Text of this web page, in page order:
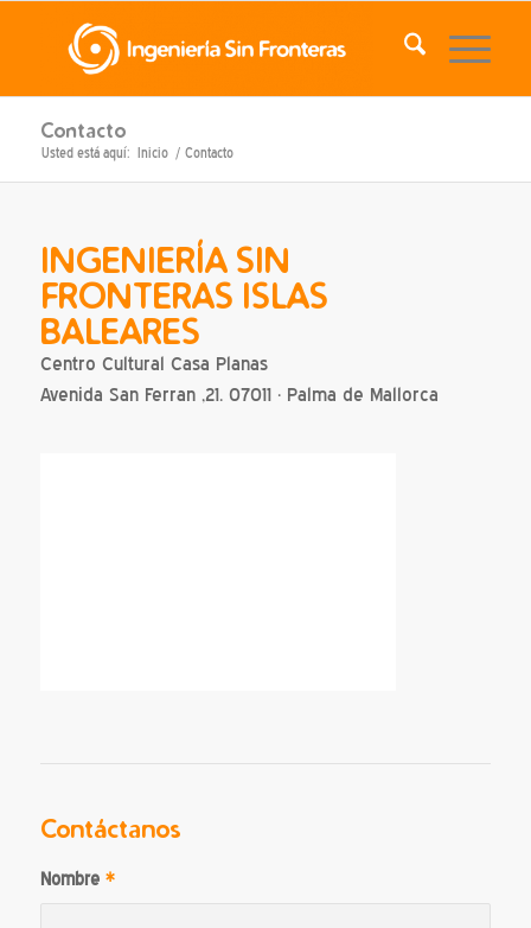
Contacto
Usted está aquí: Inicio / Contacto
INGENIERÍA SIN
FRONTERAS ISLAS
BALEARES
Centro Cultural Casa Planas
Avenida San Ferran ,21. 07011 · Palma de Mallorca
Contáctanos
Nombre *